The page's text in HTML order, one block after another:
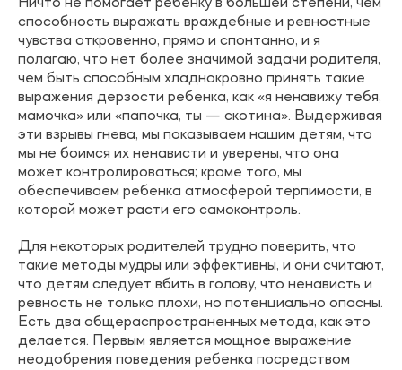
Ничто не помогает ребенку в большей степени, чем
способность выражать враждебные и ревностные
чувства откровенно, прямо и спонтанно, и я
полагаю, что нет более значимой задачи родителя,
чем быть способным хладнокровно принять такие
выражения дерзости ребенка, как «я ненавижу тебя,
мамочка» или «папочка, ты — скотина». Выдерживая
эти взрывы гнева, мы показываем нашим детям, что
мы не боимся их ненависти и уверены, что она
может контролироваться; кроме того, мы
обеспечиваем ребенка атмосферой терпимости, в
которой может расти его самоконтроль.
Для некоторых родителей трудно поверить, что
такие методы мудры или эффективны, и они считают,
что детям следует вбить в голову, что ненависть и
ревность не только плохи, но потенциально опасны.
Есть два общераспространенных метода, как это
делается. Первым является мощное выражение
неодобрения поведения ребенка посредством